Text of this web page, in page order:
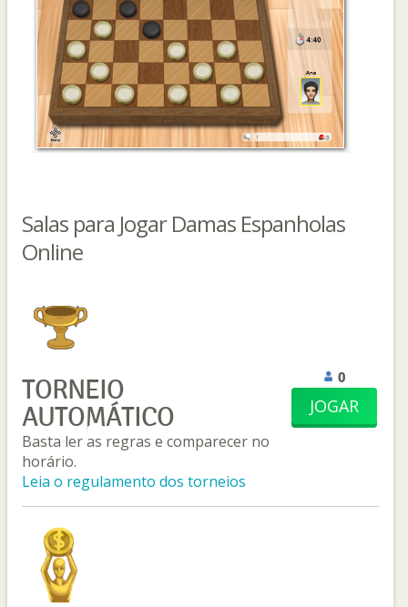
Salas para Jogar Damas Espanholas
Online
TORNEIO
AUTOMÁTICO
Basta ler as regras e comparecer no
horário.
Leia o regulamento dos torneios
0
JOGAR